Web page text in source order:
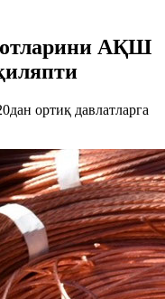
АҚШ
ортиқ давлатларга